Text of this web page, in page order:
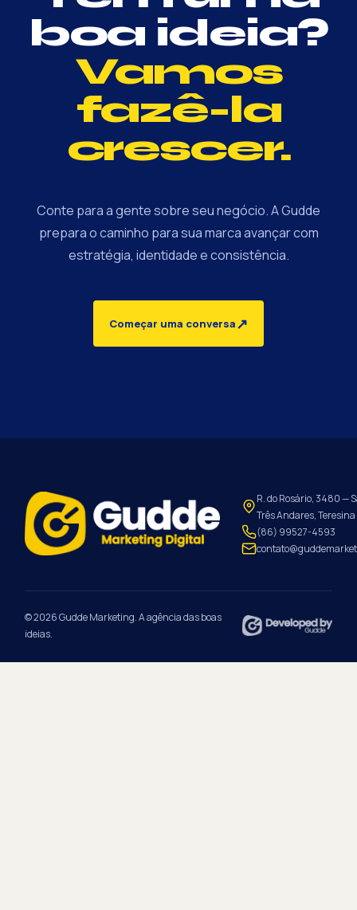
boa ideia?
Vamos
fazê-la
crescer.
Conte para a gente sobre seu negócio. A Gudde
prepara o caminho para sua marca avançar com
estratégia, identidade e consistência.
Começar uma conversa↗
R. do Rosário, 3480 —
Três Andares,
(86) 99527-4593
© 2026 Gudde Marketing. A agência das boas
ideias.